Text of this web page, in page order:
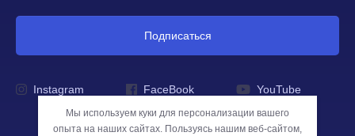
Мы используем куки для персонализации вашего
опыта на наших сайтах. Пользуясь нашим веб-сайтом,
Подписаться
Instagram FaceBook YouTube